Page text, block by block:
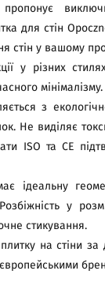
пропонує
для стін
стін у вашому
у різних
мінімалізму.
з
Не виділяє
ISO та CE
ідеальну
у
стикування.
на стіни